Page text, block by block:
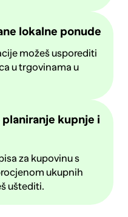
lokalne ponude
možeš usporediti
u trgovinama u
kupnje i
za kupovinu s
ukupnih
uštediti.